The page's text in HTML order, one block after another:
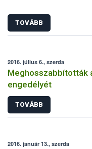
TOVÁBB
2016. július 6., szerda
Meghosszabbították
engedélyét
TOVÁBB
2016. január 13., szerda